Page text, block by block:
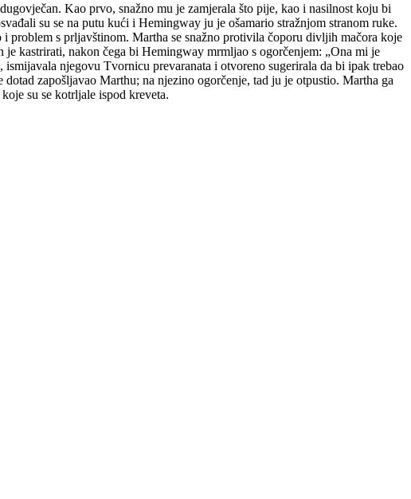
Kao prvo, snažno mu je zamjerala što pije, kao i nasilnost koju bi
su se na putu kući i Hemingway ju je ošamario stražnjom stranom ruke.
problem s prljavštinom. Martha se snažno protivila čoporu divljih mačora koje
kastrirati, nakon čega bi Hemingway mrmljao s ogorčenjem: „Ona mi je
njegovu Tvornicu prevaranata i otvoreno sugerirala da bi ipak trebao
zapošljavao Marthu; na njezino ogorčenje, tad ju je otpustio. Martha ga
su se kotrljale ispod kreveta.